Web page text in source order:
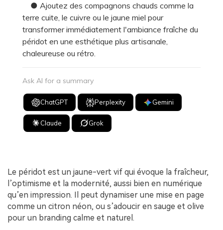
● Ajoutez des compagnons chauds comme la
terre cuite, le cuivre ou le jaune miel pour
transformer immédiatement l'ambiance fraîche du
péridot en une esthétique plus artisanale,
chaleureuse ou rétro.
Ask AI for a summary
ChatGPT Perplexity Gemini
Claude Grok
Le péridot est un jaune-vert vif qui évoque la fraîcheur,
l’optimisme et la modernité, aussi bien en numérique
qu’en impression. Il peut dynamiser une mise en page
comme un citron néon, ou s’adoucir en sauge et olive
pour un branding calme et naturel.